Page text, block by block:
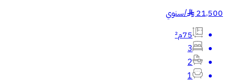
21,500
§
/سنوي
75م²
3
2
1